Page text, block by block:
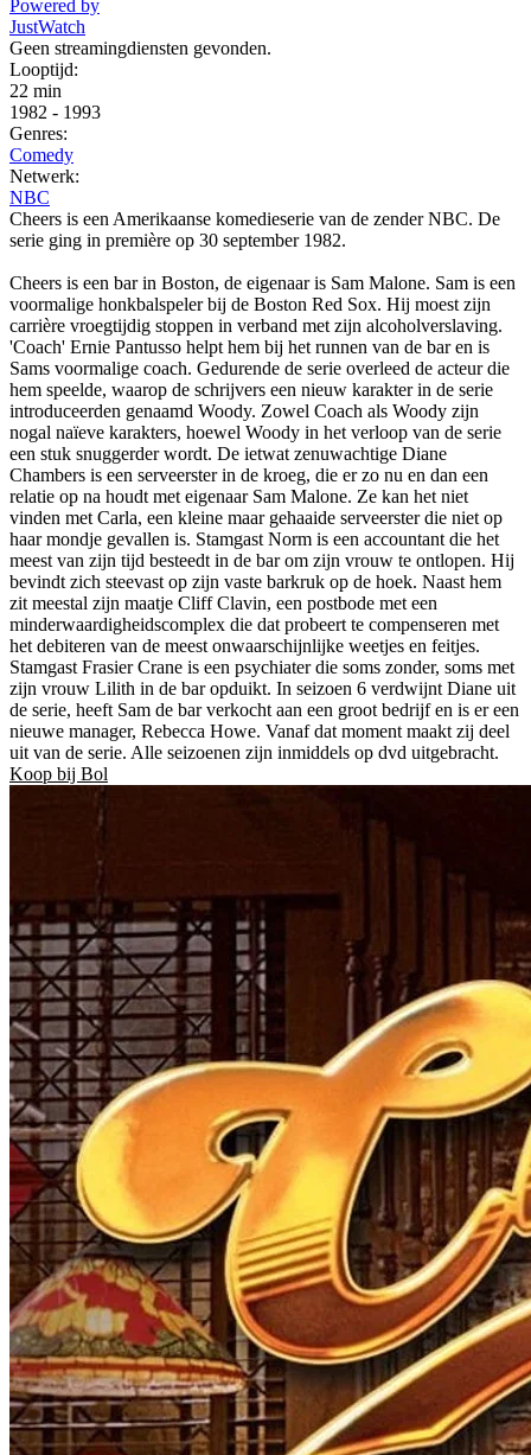
Powered by
JustWatch
Geen streamingdiensten gevonden.
Looptijd:
22 min
1982 - 1993
Genres:
Comedy
Netwerk:
NBC
Cheers is een Amerikaanse komedieserie van de zender NBC. De
serie ging in première op 30 september 1982.
Cheers is een bar in Boston, de eigenaar is Sam Malone. Sam is een
voormalige honkbalspeler bij de Boston Red Sox. Hij moest zijn
carrière vroegtijdig stoppen in verband met zijn alcoholverslaving.
'Coach' Ernie Pantusso helpt hem bij het runnen van de bar en is
Sams voormalige coach. Gedurende de serie overleed de acteur die
hem speelde, waarop de schrijvers een nieuw karakter in de serie
introduceerden genaamd Woody. Zowel Coach als Woody zijn
nogal naïeve karakters, hoewel Woody in het verloop van de serie
een stuk snuggerder wordt. De ietwat zenuwachtige Diane
Chambers is een serveerster in de kroeg, die er zo nu en dan een
relatie op na houdt met eigenaar Sam Malone. Ze kan het niet
vinden met Carla, een kleine maar gehaaide serveerster die niet op
haar mondje gevallen is. Stamgast Norm is een accountant die het
meest van zijn tijd besteedt in de bar om zijn vrouw te ontlopen. Hij
bevindt zich steevast op zijn vaste barkruk op de hoek. Naast hem
zit meestal zijn maatje Cliff Clavin, een postbode met een
minderwaardigheidscomplex die dat probeert te compenseren met
het debiteren van de meest onwaarschijnlijke weetjes en feitjes.
Stamgast Frasier Crane is een psychiater die soms zonder, soms met
zijn vrouw Lilith in de bar opduikt. In seizoen 6 verdwijnt Diane uit
de serie, heeft Sam de bar verkocht aan een groot bedrijf en is er een
nieuwe manager, Rebecca Howe. Vanaf dat moment maakt zij deel
uit van de serie. Alle seizoenen zijn inmiddels op dvd uitgebracht.
Koop bij Bol